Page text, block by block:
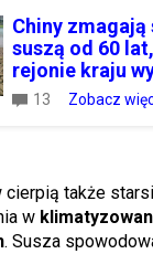
Chiny
suszą od 60
rejonie kraju
13 Zobacz
cierpią także
w
. Susza